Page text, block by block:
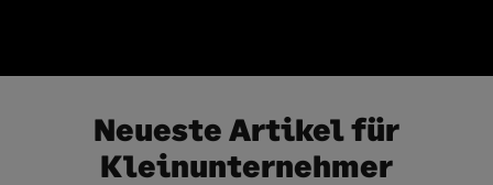
Neueste Artikel für
Kleinunternehmer